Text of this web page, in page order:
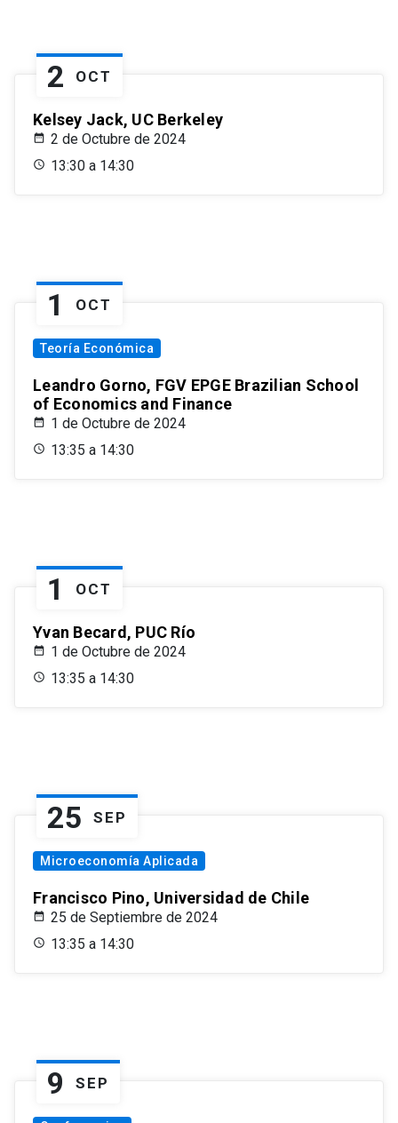
2 OCT
Kelsey Jack, UC Berkeley
2 de Octubre de 2024
13:30 a 14:30
1 OCT
Teoría Económica
Leandro Gorno, FGV EPGE Brazilian School
of Economics and Finance
1 de Octubre de 2024
13:35 a 14:30
1 OCT
Yvan Becard, PUC Río
1 de Octubre de 2024
13:35 a 14:30
25 SEP
Microeconomía Aplicada
Francisco Pino, Universidad de Chile
25 de Septiembre de 2024
13:35 a 14:30
9 SEP